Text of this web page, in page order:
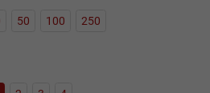
50 100 250